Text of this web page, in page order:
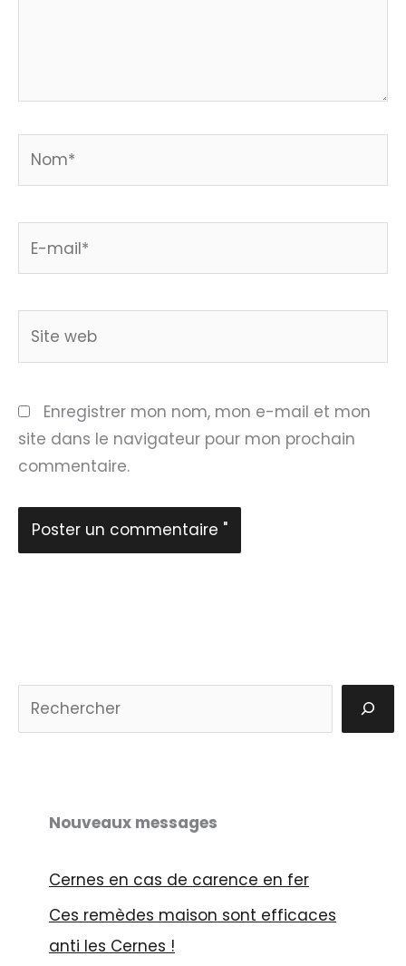
Enregistrer mon nom, mon e-mail et mon
site dans le navigateur pour mon prochain
commentaire.
u
Nouveaux messages
Cernes en cas de carence en fer
Ces remèdes maison sont efficaces
anti les Cernes !